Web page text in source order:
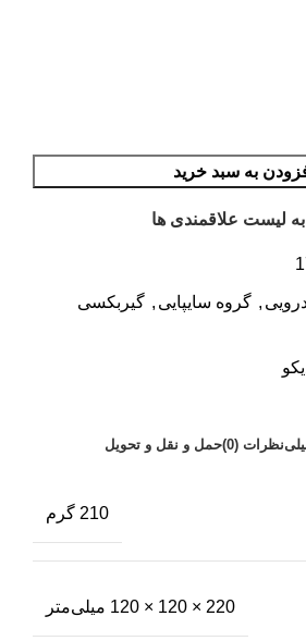
به سبد خرید
به لیست علاقمندی ها
, گروه سایپایی , گیربکسی
نظرات (0) حمل و نقل و تحویل
210 گرم
220 × 120 × 120 میلی‌متر